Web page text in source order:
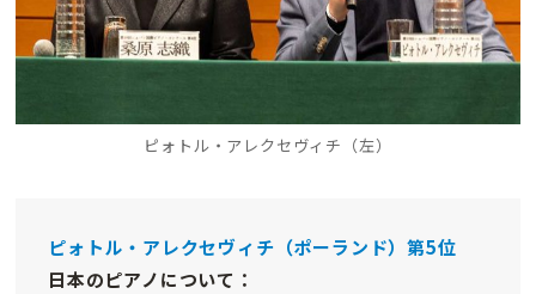
ピォトル・アレクセヴィチ（左）
ピォトル・アレクセヴィチ（ポーランド）第5位
日本のピアノについて：